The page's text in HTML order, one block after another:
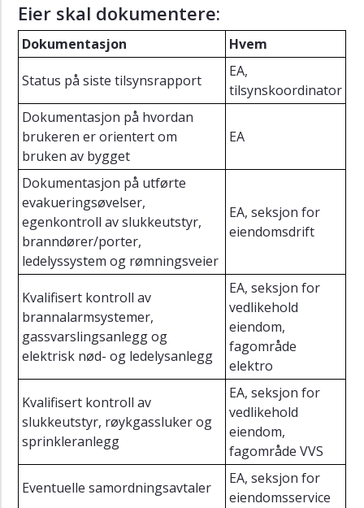
for
risikovurdering
og
risikostyring
knyttet
HMS
Retningslinje
for
å
melde
avvik,
uønskede
hendelser
og
forbedringsforslag
Retningslinje
for
bruk
av
bedriftshelsetjenesten
Retningslinje
for
brannvern
Prosedyre
for
Eier skal dokumentere:
Dokumentasjon Hvem
Status på siste tilsynsrapport
EA,
tilsynskoordinator
Dokumentasjon på hvordan
brukeren er orientert om
bruken av bygget
EA
Dokumentasjon på utførte
evakueringsøvelser,
egenkontroll av slukkeutstyr,
branndører/porter,
ledelyssystem og rømningsveier
EA, seksjon for
eiendomsdrift
Kvalifisert kontroll av
brannalarmsystemer,
gassvarslingsanlegg og
elektrisk nød- og ledelysanlegg
EA, seksjon for
vedlikehold
eiendom,
fagområde
elektro
Kvalifisert kontroll av
slukkeutstyr, røykgassluker og
sprinkleranlegg
EA, seksjon for
vedlikehold
eiendom,
fagområde VVS
Eventuelle samordningsavtaler
EA, seksjon for
eiendomsservice